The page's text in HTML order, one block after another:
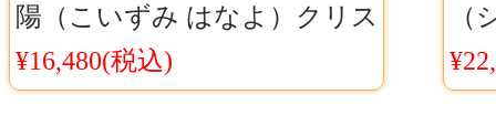
陽（こいずみ はなよ）クリス
マス編 コスプレ衣装
¥16,480(税込)
（
う
コ